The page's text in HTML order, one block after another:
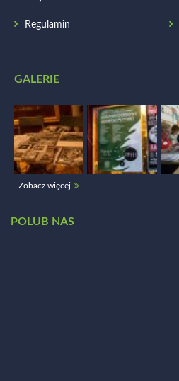
Regulamin
GALERIE
Zobacz więcej
POLUB NAS